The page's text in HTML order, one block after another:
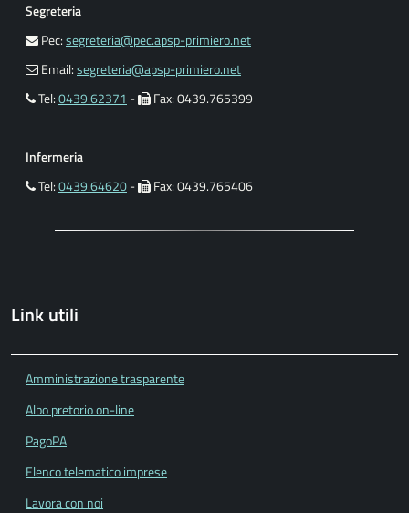
Segreteria
Pec:segreteria@pec.apsp-primiero.net
Email:segreteria@apsp-primiero.net
Tel:0439.62371 - Fax: 0439.765399
Infermeria
Tel:0439.64620- Fax: 0439.765406
Link utili
Amministrazione trasparente
Albo pretorio on-line
PagoPA
Elenco telematico imprese
Lavora con noi